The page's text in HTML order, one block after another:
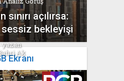
açılırsa:
sessiz bekleyişi
yazan
Ak
Ekranı